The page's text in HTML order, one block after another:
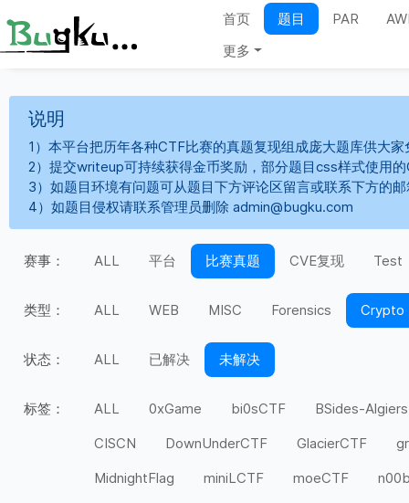
首页 题目 PAR
更多
说明
1）本平台把历年各种CTF比赛的真题复现组成庞大题库供大
2）提交writeup可持续获得金币奖励，部分题目css样式使用
3）如题目环境有问题可从题目下方评论区留言或联系下方的
4）如题目侵权请联系管理员删除 admin@bugku.com
赛事： ALL 平台 比赛真题 CVE复现 Test
类型： ALL WEB MISC Forensics Crypto
状态： ALL 已解决 未解决
标签： ALL 0xGame bi0sCTF
BSides-Algiers
CISCN
DownUnderCTF GlacierCTF
MidnightFlag
miniLCTF moeCTF